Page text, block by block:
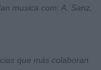
musica.com: A. Sanz,
que más colaboran